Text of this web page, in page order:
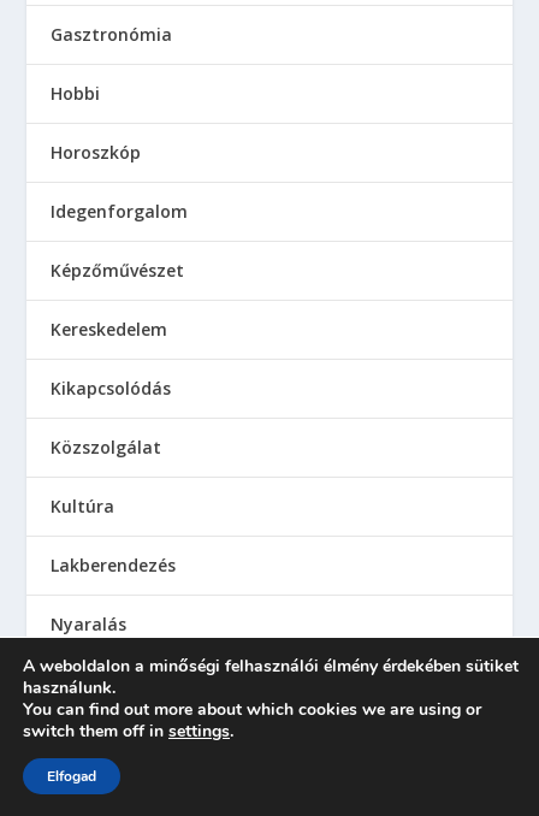
Gasztronómia
Hobbi
Horoszkóp
Idegenforgalom
Képzőművészet
Kereskedelem
Kikapcsolódás
Közszolgálat
Kultúra
Lakberendezés
Nyaralás
Oktatás
Otthon
Párkapcsolat
A weboldalon a minőségi felhasználói élmény érdekében sütiket
használunk.
You can find out more about which cookies we are using or
switch them off in settings.
Elfogad